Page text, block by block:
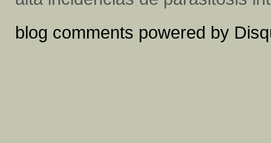
blog comments powered by